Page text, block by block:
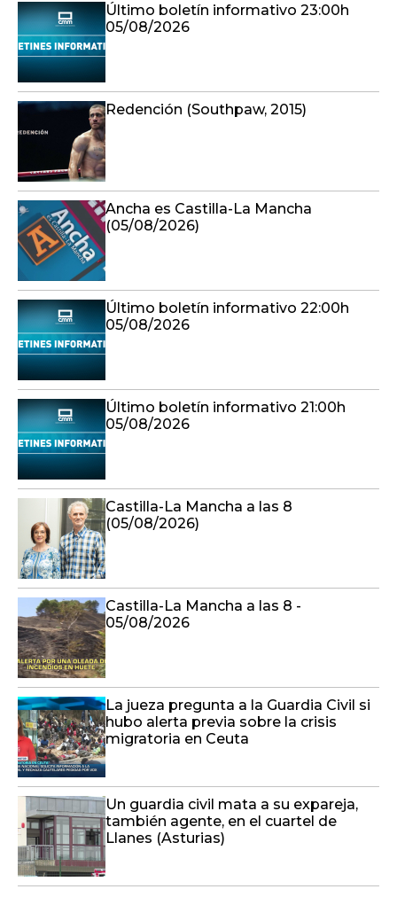
Último boletín informativo 23:00h
05/08/2026
Redención (Southpaw, 2015)
Ancha es Castilla-La Mancha
(05/08/2026)
Último boletín informativo 22:00h
05/08/2026
Último boletín informativo 21:00h
05/08/2026
Castilla-La Mancha a las 8
(05/08/2026)
Castilla-La Mancha a las 8 -
05/08/2026
La jueza pregunta a la Guardia Civil si
hubo alerta previa sobre la crisis
migratoria en Ceuta
Un guardia civil mata a su expareja,
también agente, en el cuartel de
Llanes (Asturias)